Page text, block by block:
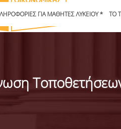
ΓΙΑ ΜΑΘΗΤΕΣ ΛΥΚΕΙΟΥ * ΤΟ